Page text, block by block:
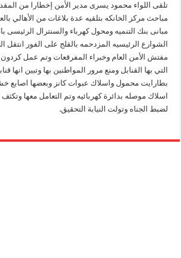
تلقى اللواء محمود يسرى مدير الأمن إخطارا من
مباحث مركز الخانكه بتلقيه عدة بلاغات من الأهالي
مبانى بنك التنميه ومحول كهرباء والسنترال الرئيسى
الشوارع الرئيسيه المزدحمه بالقلج على الفور
مفتش الأمن العام وخبراء المفرقعات وتم عمل
التي بها القنابل ومنع مرور المواطنين بها وتبين انها
بطارايت محمول واسلاك عبوات كانز وبعضها اصابع
اسلاك موصله بدائرة كهربائيه وتم التعامل معها
لضبط الجناه وتولت النيابة التحقيق.